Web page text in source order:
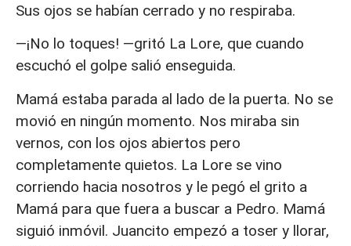
Sus ojos se habían cerrado y no respiraba.
—¡No lo toques! —gritó La Lore, que cuando
escuchó el golpe salió enseguida.
Mamá estaba parada al lado de la puerta. No se
movió en ningún momento. Nos miraba sin
vernos, con los ojos abiertos pero
completamente quietos. La Lore se vino
corriendo hacia nosotros y le pegó el grito a
Mamá para que fuera a buscar a Pedro. Mamá
siguió inmóvil. Juancito empezó a toser y llorar,